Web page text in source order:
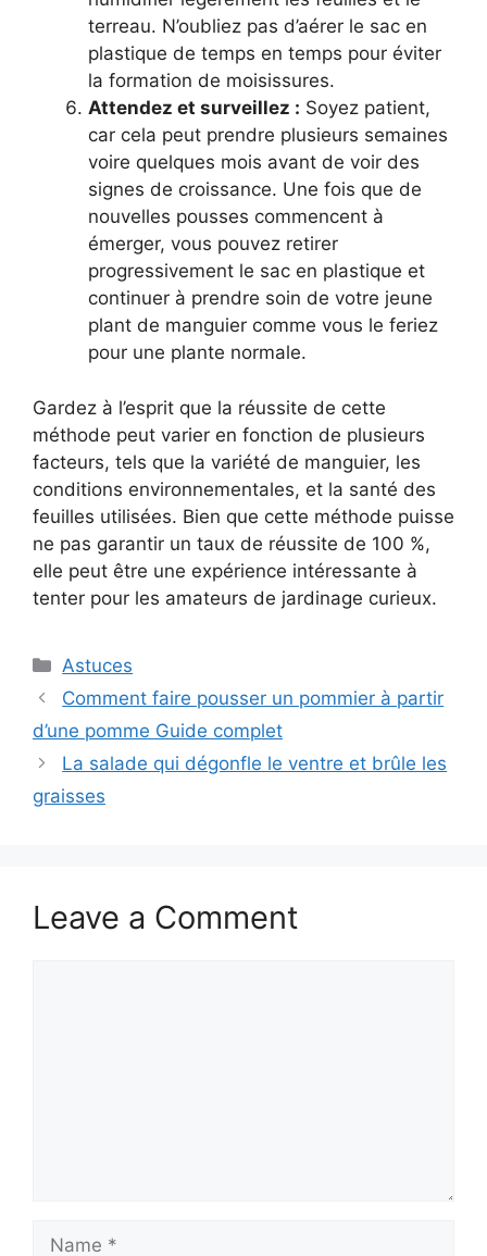
terreau. N’oubliez pas d’aérer le sac en
plastique de temps en temps pour éviter
la formation de moisissures.
Attendez et surveillez : Soyez patient,
car cela peut prendre plusieurs semaines
voire quelques mois avant de voir des
signes de croissance. Une fois que de
nouvelles pousses commencent à
émerger, vous pouvez retirer
progressivement le sac en plastique et
continuer à prendre soin de votre jeune
plant de manguier comme vous le feriez
pour une plante normale.
Gardez à l’esprit que la réussite de cette
méthode peut varier en fonction de plusieurs
facteurs, tels que la variété de manguier, les
conditions environnementales, et la santé des
feuilles utilisées. Bien que cette méthode puisse
ne pas garantir un taux de réussite de 100 %,
elle peut être une expérience intéressante à
tenter pour les amateurs de jardinage curieux.
Categories
Astuces
Comment faire pousser un pommier à partir
d’une pomme Guide complet
La salade qui dégonfle le ventre et brûle les
graisses
Leave a Comment